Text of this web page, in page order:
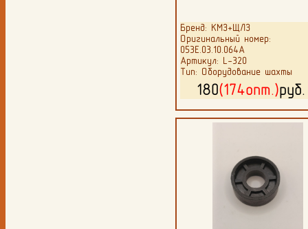
Бренд: КМЗ+ЩЛЗ
Оригинальный номер:
053Е.03.10.064А
Артикул: L-320
Тип: Оборудование шахты
180(174опт.)